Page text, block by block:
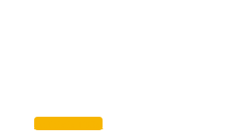
Keresés most